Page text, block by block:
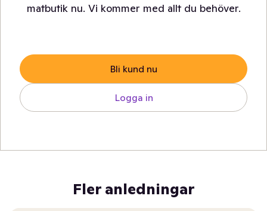
matbutik nu. Vi kommer med allt du behöver.
Bli kund nu
Logga in
Fler anledningar